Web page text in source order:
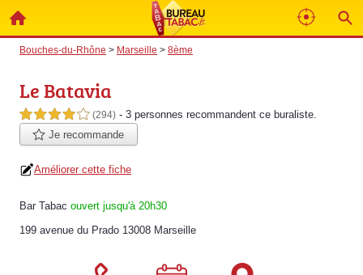
Bouches-du-Rhône > Marseille > 8ème
Le Batavia
4,0 étoiles sur 5 (294) - 3 personnes recommandent ce buraliste.
Je recommande
Améliorer cette fiche
Bar Tabac ouvert jusqu'à 20h30
199 avenue du Prado 13008 Marseille